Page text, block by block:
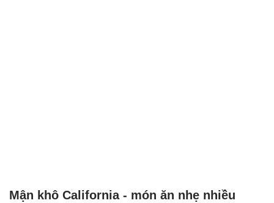
Mận khô California - món ăn nhẹ nhiều